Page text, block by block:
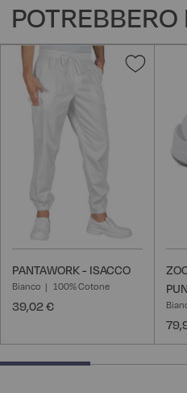
POTREBBERO
PANTAWORK - ISACCO
Bianco 100% Cotone
39,02 €
25% completed